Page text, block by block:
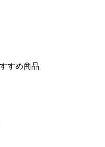
すめ商品